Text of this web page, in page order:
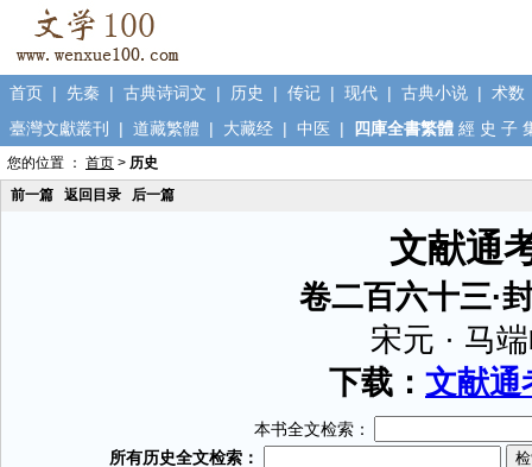
首页 | 先秦 | 古典诗词文 | 历史 | 传记 | 现代 | 古典小说 | 术数
臺灣文獻叢刊
| 道藏繁體 | 大藏经 | 中医 | 四庫全書繁體 經 史 子
您的位置 ： 首页 > 历史
前一篇
返回目录 后一篇
文献通
卷二百六十三·
宋元 · 马
下载： 文献
本书全文检索：